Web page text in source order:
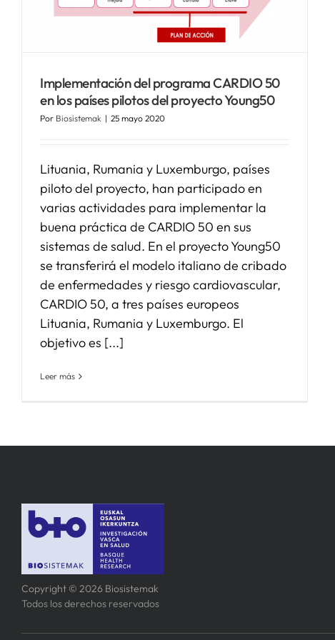
Implementación del programa CARDIO 50
en los países pilotos del proyecto Young50
Por Biosistemak | 25 mayo 2020
Lituania, Rumania y Luxemburgo, países
piloto del proyecto, han participado en
varias actividades para implementar la
buena práctica de CARDIO 50 en sus
sistemas de salud. En el proyecto Young50
se transferirá el modelo italiano de cribado
de enfermedades y riesgo cardiovascular,
CARDIO 50, a tres países europeos
Lituania, Rumania y Luxemburgo. El
objetivo es [...]
Leer más
Copyright © 2026 Biosistemak
Todos los derechos reservados